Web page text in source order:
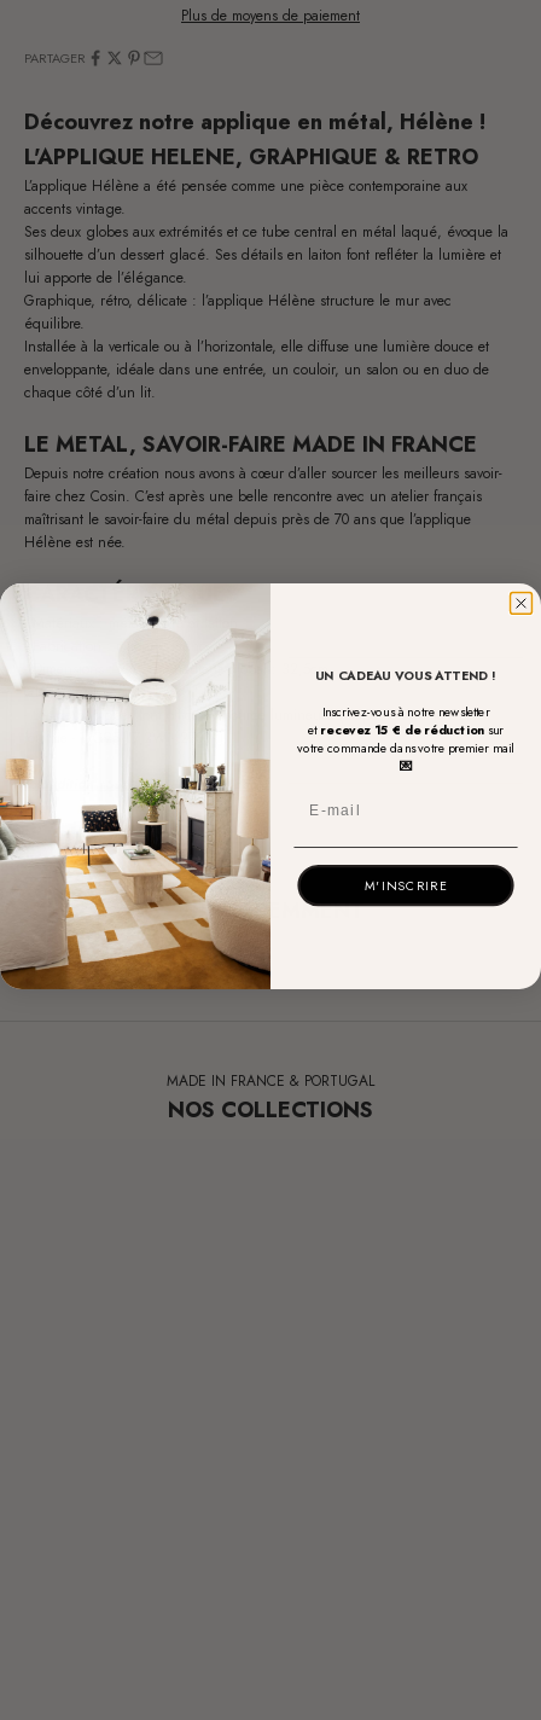
Plus de moyens de paiement
PARTAGER
Découvrez notre applique en métal, Hélène !
L'APPLIQUE HELENE, GRAPHIQUE & RETRO
L’applique Hélène a été pensée comme une pièce contemporaine aux
accents vintage.
Ses deux globes aux extrémités et ce tube central en métal laqué, évoque la
silhouette d’un dessert glacé. Ses détails en laiton font refléter la lumière et
lui apporte de l’élégance.
Graphique, rétro, délicate : l’applique Hélène structure le mur avec
équilibre.
Installée à la verticale ou à l’horizontale, elle diffuse une lumière douce et
enveloppante, idéale dans une entrée, un couloir, un salon ou en duo de
chaque côté d’un lit.
LE METAL, SAVOIR-FAIRE MADE IN FRANCE
Depuis notre création nous avons à cœur d’aller sourcer les meilleurs savoir-
faire chez Cosin. C’est après une belle rencontre avec un atelier français
maîtrisant le savoir-faire du métal depuis près de 70 ans que l’applique
Hélène est née.
CARACTÉRISTIQUES
- Matériaux : métal laqué et laiton
- Dimensions
Ø 8cm , hauteur global :
32,5cm
Globe : Ø 10 cm
es deux globes font office de source lumineuse (ampoule douille E27
fournie - IRC95 - 7,2W - 2700K).
Expédition sous 5 à 7 jours ouvrés
VUS RÉCEMMENT
MADE IN FRANCE & PORTUGAL
NOS COLLECTIONS
UN CADEAU VOUS ATTEND !
Inscrivez-vous à notre newsletter
et recevez 15 € de réduction sur
votre commande dans votre premier mail
💌
M'INSCRIRE